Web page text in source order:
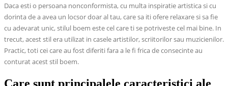
Daca esti o persoana nonconformista, cu multa inspiratie artistica si cu
dorinta de a avea un locsor doar al tau, care sa iti ofere relaxare si sa fie
cu adevarat unic, stilul boem este cel care ti se potriveste cel mai bine. In
trecut, acest stil era utilizat in casele artistilor, scriitorilor sau muzicienilor.
Practic, toti cei care au fost diferiti fara a le fi frica de consecinte au
conturat acest stil boem.
Care sunt principalele caracteristici ale